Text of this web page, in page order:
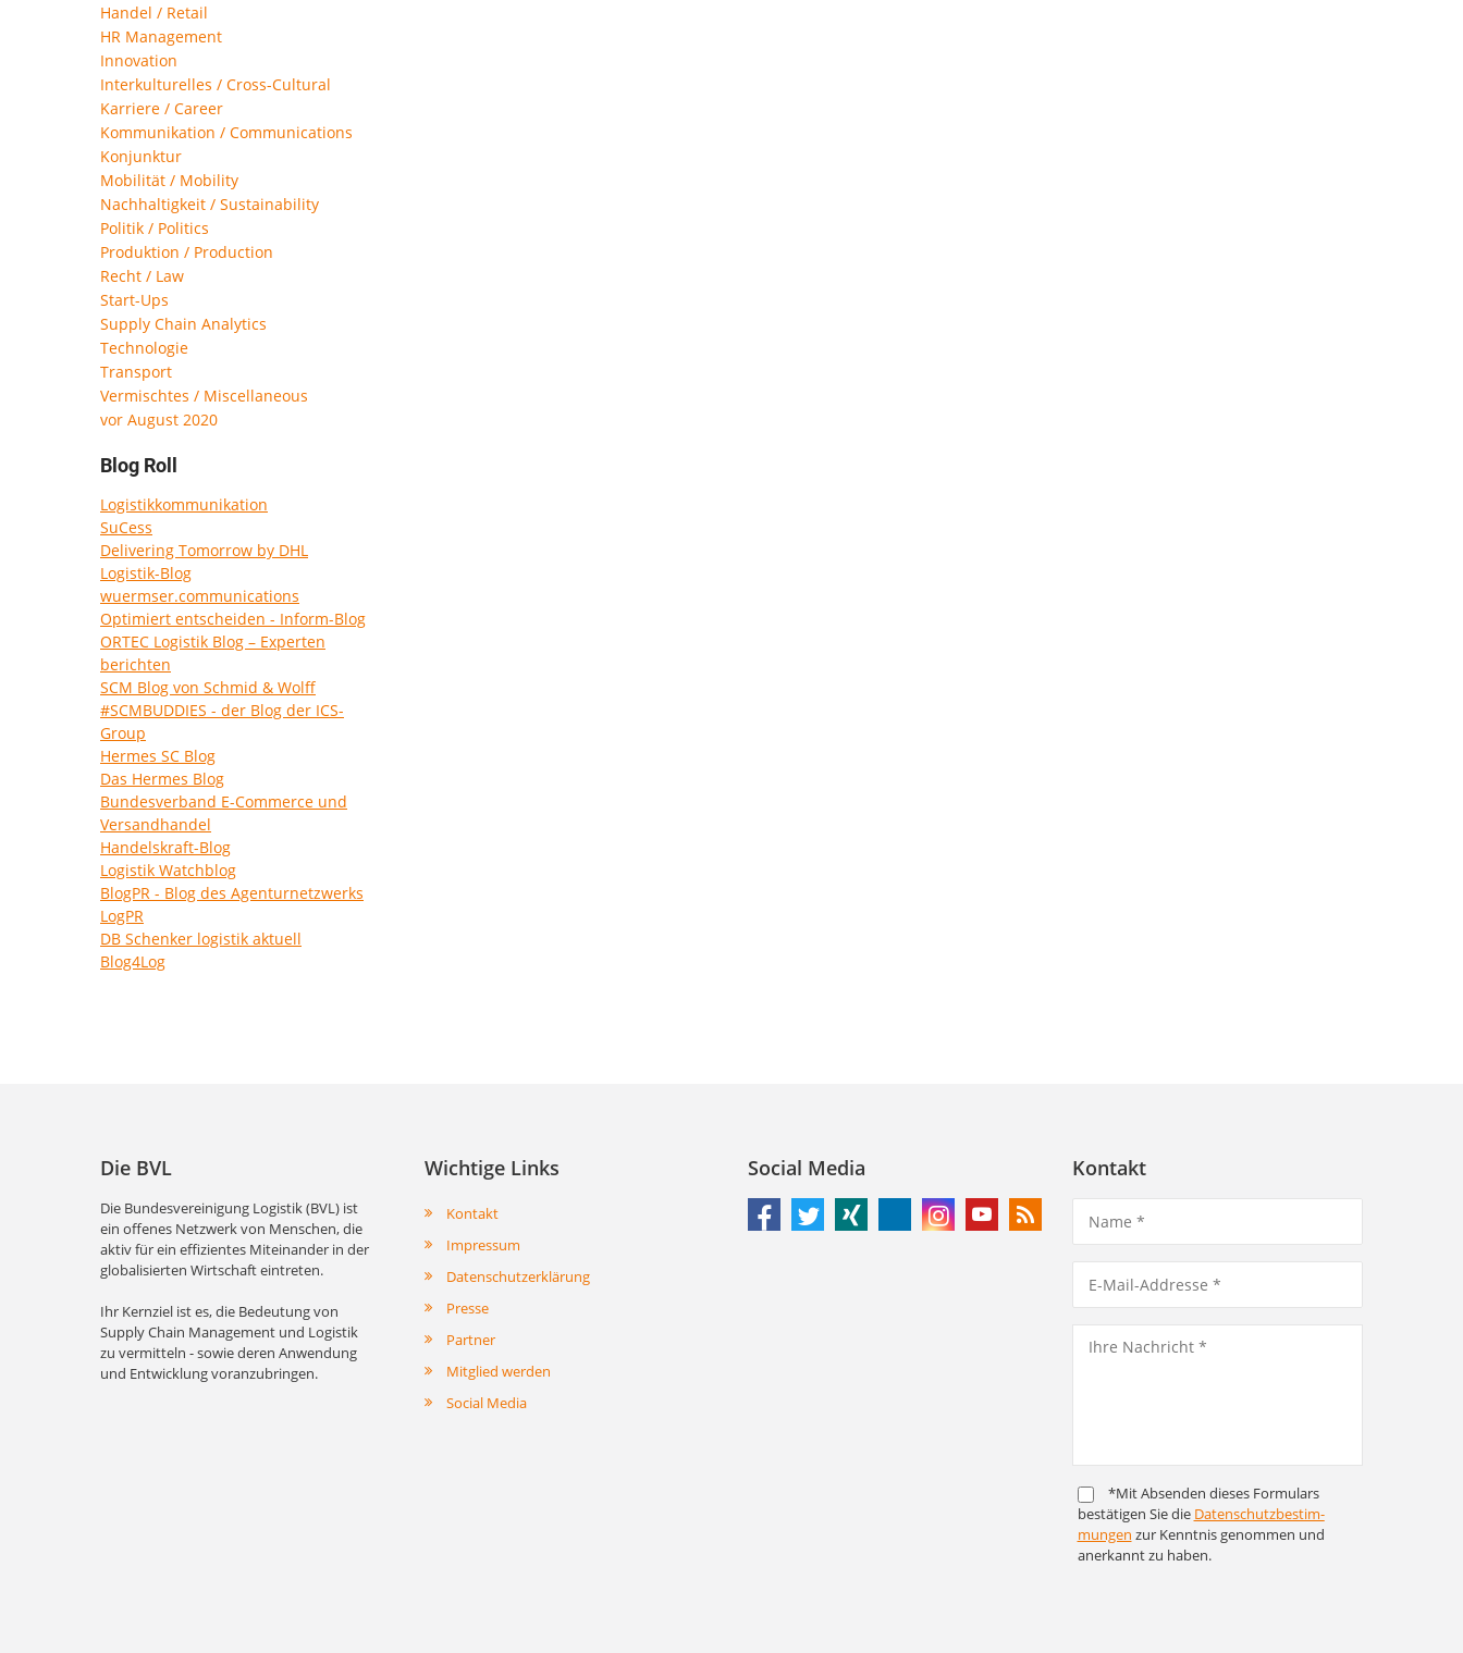
Handel / Retail
HR Management
Innovation
Interkulturelles / Cross-Cultural
Karriere / Career
Kommunikation / Communications
Konjunktur
Mobilität / Mobility
Nachhaltigkeit / Sustainability
Politik / Politics
Produktion / Production
Recht / Law
Start-Ups
Supply Chain Analytics
Technologie
Transport
Vermischtes / Miscellaneous
vor August 2020
Blog Roll
Logistikkommunikation
SuCess
Delivering Tomorrow by DHL
Logistik-Blog
wuermser.communications
Optimiert entscheiden - Inform-Blog
ORTEC Logistik Blog – Experten
berichten
SCM Blog von Schmid & Wolff
#SCMBUDDIES - der Blog der ICS-
Group
Hermes SC Blog
Das Hermes Blog
Bundesverband E-Commerce und
Versandhandel
Handelskraft-Blog
Logistik Watchblog
BlogPR - Blog des Agenturnetzwerks
LogPR
DB Schenker logistik aktuell
Blog4Log
Die BVL
Die Bundesvereinigung Logistik (BVL) ist
ein offenes Netzwerk von Menschen, die
aktiv für ein effizientes Miteinander in der
globalisierten Wirtschaft eintreten.
Ihr Kernziel ist es, die Bedeutung von
Supply Chain Management und Logistik
zu vermitteln - sowie deren Anwendung
und Entwicklung voranzubringen.
Wichtige Links
Kontakt
Impressum
Datenschutzerklärung
Presse
Partner
Mitglied werden
Social Media
Social Media Kontakt
*Mit Absenden dieses Formulars
bestätigen Sie die Daten­schutz­bestim­
mungen zur Kenntnis genommen und
anerkannt zu haben.